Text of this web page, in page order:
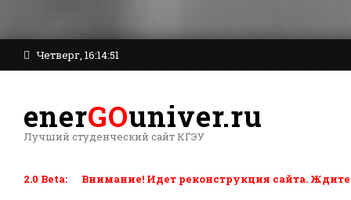
Четверг, 16:14:51
enerGOuniver.ru
Лучший студенческий сайт КГЭУ
2.0 Beta: Внимание! Идет реконструкция сайта. Ждите